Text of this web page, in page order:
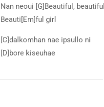
Nan neoui [G]Beautiful,
Beauti[Em]ful girl
[C]dalkomhan nae ipsullo ni
[D]bore kiseuhae